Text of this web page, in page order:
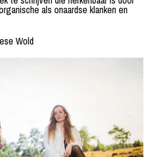
als onaardse klanken en
Wold